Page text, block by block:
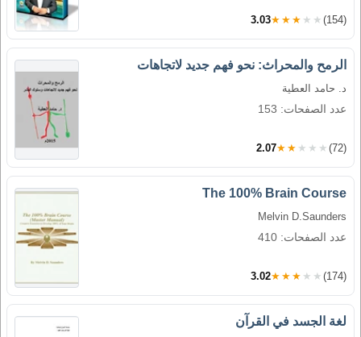
3.03★★★★★ (154)
الرمح والمحراث: نحو فهم جديد لاتجاهات
د. حامد العطية
عدد الصفحات: 153
2.07★★★★★ (72)
The 100% Brain Course
Melvin D.Saunders
عدد الصفحات: 410
3.02★★★★★ (174)
لغة الجسد في القرآن